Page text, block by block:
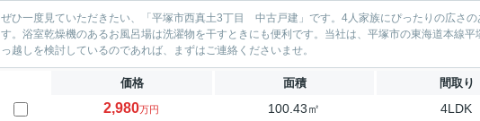
ぜひ一度見ていただきたい、「平塚市西真土3丁目 中古戸建」です。4人家族にぴったりの広さ
す。浴室乾燥機のあるお風呂場は洗濯物を干すときにも便利です。当社は、平塚市の東海道本線平
っ越しを検討しているのであれば、まずはご連絡くださいませ。
価格 面積 間取り
2,980万円 100.43㎡ 4LDK